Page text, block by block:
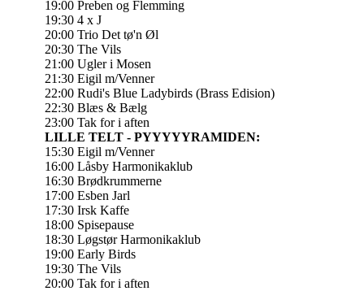
19:00 Preben og Flemming
19:30 4 x J
20:00 Trio Det tø'n Øl
20:30 The Vils
21:00 Ugler i Mosen
21:30 Eigil m/Venner
22:00 Rudi's Blue Ladybirds (Brass Edision)
22:30 Blæs & Bælg
23:00 Tak for i aften
LILLE TELT - PYYYYYRAMIDEN:
15:30 Eigil m/Venner
16:00 Låsby Harmonikaklub
16:30 Brødkrummerne
17:00 Esben Jarl
17:30 Irsk Kaffe
18:00 Spisepause
18:30 Løgstør Harmonikaklub
19:00 Early Birds
19:30 The Vils
20:00 Tak for i aften